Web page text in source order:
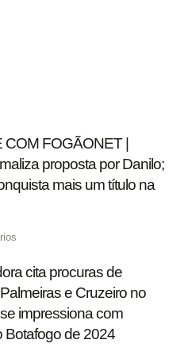
COM FOGÃONET |
proposta por Danilo;
mais um título na
cita procuras de
e Cruzeiro no
impressiona com
Botafogo de 2024